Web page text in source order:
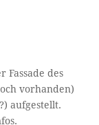
Fassade des
vorhanden)
aufgestellt.